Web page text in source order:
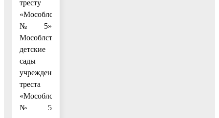
тресту
«Мособлстрой
№ 5»
Мособлстройкомитета
детские
сады
учреждения
треста
«Мособлстрой»
№ 5